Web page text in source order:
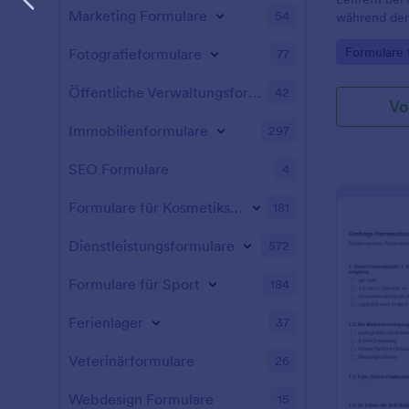
während
Go to
Marketing Formulare 54
Fotografieformulare 77
Öffentliche Verwaltungsformulare 42
Immobilienformulare 297
SEO Formulare 4
Formulare für Kosmetikstudios 181
Dienstleistungsformulare 572
Formulare für Sport 184
Ferienlager 37
Veterinärformulare 26
Webdesign Formulare 15